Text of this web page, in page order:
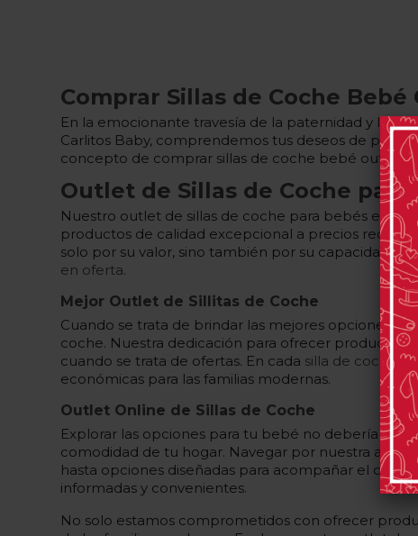
Comprar Sillas de Coche
En la emocionante travesía de la paternidad y la
Carlitos Baby, comprendemos tus deseos de
concepto de comprar sillas de coche bebé outlet,
Outlet de Sillas de Coche para
Nuestro outlet de sillas de coche para bebés en
productos de calidad excepcional a precios
solo por su valor, sino también por su capacidad
en oferta.
Mejor Outlet de Sillitas de Coche
Cuando se trata de brindar las mejores opciones
coche. Nuestra dedicación para ofrecer productos
cuando se trata de ofertas. En cada silla de coche
económicas para las familias modernas.
Outlet Online de Sillas de Coche
Explorar las opciones para tu bebé no debería ser
comodidad de tu hogar. Navegar por nuestra
hasta opciones diseñadas para acompañar el
informadas y convenientes.
No solo estamos comprometidos con ofrecer